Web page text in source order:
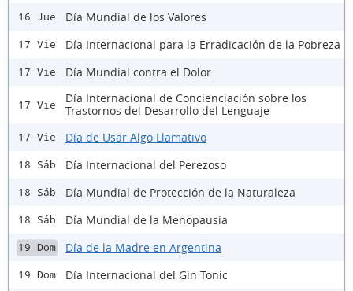
16 Jue Día Mundial de los Valores
17 Vie Día Internacional para la Erradicación de la Pobreza
17 Vie Día Mundial contra el Dolor
17 Vie
Día Internacional de Concienciación sobre los
Trastornos del Desarrollo del Lenguaje
17 Vie Día de Usar Algo Llamativo
18 Sáb Día Internacional del Perezoso
18 Sáb Día Mundial de Protección de la Naturaleza
18 Sáb Día Mundial de la Menopausia
19 Dom Día de la Madre en Argentina
19 Dom Día Internacional del Gin Tonic